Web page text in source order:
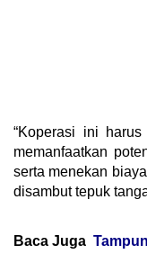
“Koperasi ini
memanfaatkan
serta menekan
disambut tepuk
Baca Juga